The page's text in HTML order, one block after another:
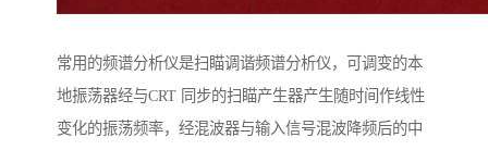
常用的频谱分析仪是扫瞄调谐频谱分析仪，可调变的本
地振荡器经与CRT 同步的扫瞄产生器产生随时间作线性
变化的振荡频率，经混波器与输入信号混波降频后的中